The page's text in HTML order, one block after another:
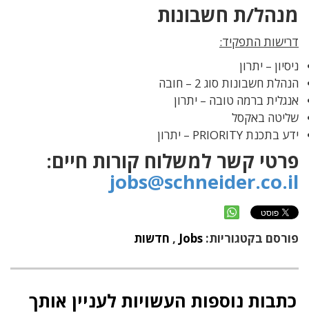
מנהל/ת חשבונות
דרישות התפקיד:
ניסיון – יתרון
הנהלת חשבונות סוג 2 – חובה
אנגלית ברמה טובה – יתרון
שליטה באקסל
ידע בתכנת PRIORITY – יתרון
פרטי קשר למשלוח קורות חיים:
jobs@schneider.co.il
פורסם בקטגוריות: Jobs
, חדשות
כתבות נוספות העשויות לעניין אותך